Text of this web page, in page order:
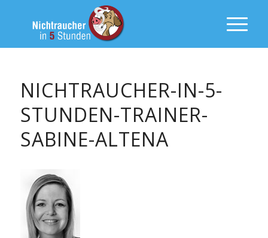
NICHTRAUCHER-IN-5-
STUNDEN-TRAINER-
SABINE-ALTENA